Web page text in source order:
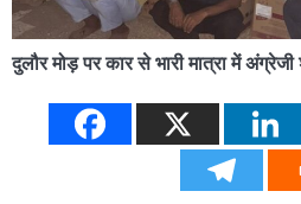
दुलौर मोड़ पर कार से भारी मात्रा में अंग्रेजी